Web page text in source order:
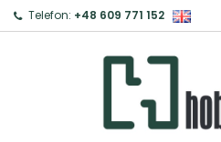
Telefon: +48 609 771 152
Zaloguj
Aby zapisać produkty do